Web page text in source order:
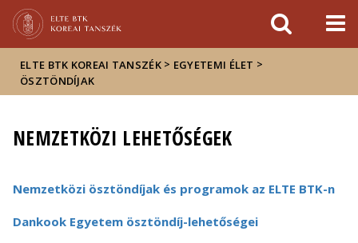
sajtóban
ELTE BTK KOREAI TANSZÉK > EGYETEMI ÉLET >
ÖSZTÖNDÍJAK
NEMZETKÖZI LEHETŐSÉGEK
Nemzetközi ösztöndíjak és programok az ELTE BTK-n
Dankook Egyetem ösztöndíj-lehetőségei